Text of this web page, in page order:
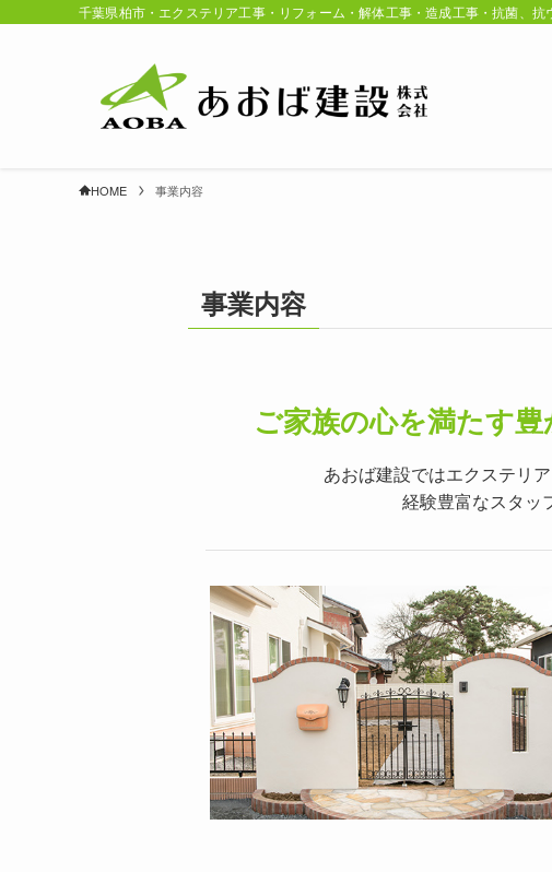
千葉県柏市・エクステリア工事・リフォーム・解体工事・造成工事・抗菌、抗
HOME 事業内容
事業内容
ご家族の心を満たす
あおば建設ではエクステリ
経験豊富なスタッ